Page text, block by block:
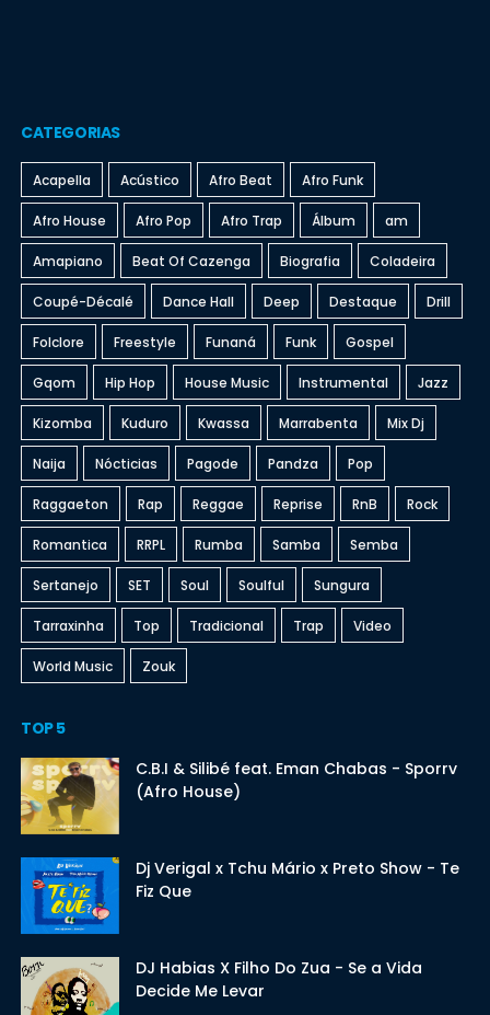
CATEGORIAS
Acapella Acústico Afro Beat Afro Funk
Afro House Afro Pop Afro Trap Álbum am
Amapiano Beat Of Cazenga Biografia Coladeira
Coupé-Décalé Dance Hall Deep Destaque Drill
Folclore Freestyle Funaná Funk Gospel
Gqom Hip Hop House Music Instrumental Jazz
Kizomba Kuduro Kwassa Marrabenta Mix Dj
Naija Nócticias Pagode Pandza Pop
Raggaeton Rap Reggae Reprise RnB Rock
Romantica RRPL Rumba Samba Semba
Sertanejo SET Soul Soulful Sungura
Tarraxinha Top Tradicional Trap Video
World Music Zouk
TOP 5
C.B.I & Silibé feat. Eman Chabas - Sporrv
(Afro House)
Dj Verigal x Tchu Mário x Preto Show - Te
Fiz Que
DJ Habias X Filho Do Zua - Se a Vida
Decide Me Levar